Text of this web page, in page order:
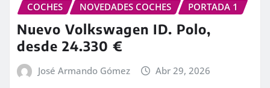
COCHES NOVEDADES COCHES PORTADA 1
Nuevo Volkswagen ID. Polo,
desde 24.330 €
José Armando Gómez Abr 29, 2026